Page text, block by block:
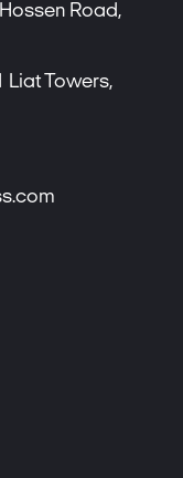
Road,
Liat Towers,